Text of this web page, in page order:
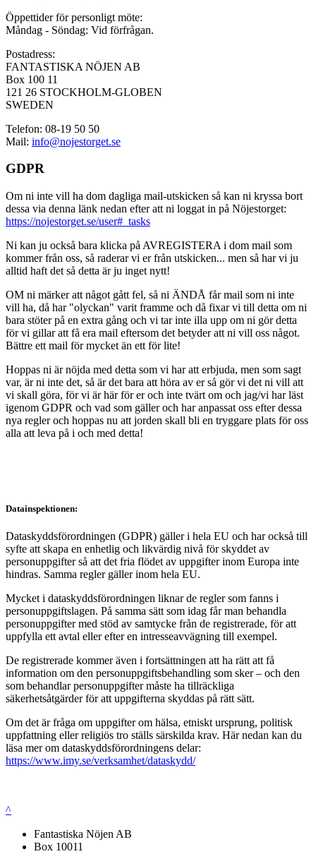
Öppettider för personligt möte:
Måndag - Söndag: Vid förfrågan.
Postadress:
FANTASTISKA NÖJEN AB
Box 100 11
121 26 STOCKHOLM-GLOBEN
SWEDEN
Telefon: 08-19 50 50
Mail: info@nojestorget.se
GDPR
Om ni inte vill ha dom dagliga mail-utskicken så kan ni kryssa bort
dessa via denna länk nedan efter att ni loggat in på Nöjestorget:
https://nojestorget.se/user#_tasks
Ni kan ju också bara klicka på AVREGISTERA i dom mail som
kommer från oss, så raderar vi er från utskicken... men så har vi ju
alltid haft det så detta är ju inget nytt!
OM ni märker att något gått fel, så ni ÄNDÅ får mail som ni inte
vill ha, då har "olyckan" varit framme och då fixar vi till detta om ni
bara stöter på en extra gång och vi tar inte illa upp om ni gör detta
för vi gillar att få era mail eftersom det betyder att ni vill oss något.
Bättre ett mail för mycket än ett för lite!
Hoppas ni är nöjda med detta som vi har att erbjuda, men som sagt
var, är ni inte det, så är det bara att höra av er så gör vi det ni vill att
vi skall göra, för vi är här för er och inte tvärt om och jag/vi har läst
igenom GDPR och vad som gäller och har anpassat oss efter dessa
nya regler och hoppas nu att jorden skall bli en tryggare plats för oss
alla att leva på i och med detta!
Datainspektionen:
Dataskyddsförordningen (GDPR) gäller i hela EU och har också till
syfte att skapa en enhetlig och likvärdig nivå för skyddet av
personuppgifter så att det fria flödet av uppgifter inom Europa inte
hindras. Samma regler gäller inom hela EU.
Mycket i dataskyddsförordningen liknar de regler som fanns i
personuppgiftslagen. På samma sätt som idag får man behandla
personuppgifter med stöd av samtycke från de registrerade, för att
uppfylla ett avtal eller efter en intresseavvägning till exempel.
De registrerade kommer även i fortsättningen att ha rätt att få
information om den personuppgiftsbehandling som sker – och den
som behandlar personuppgifter måste ha tillräckliga
säkerhetsåtgärder för att uppgifterna skyddas på rätt sätt.
Om det är fråga om uppgifter om hälsa, etniskt ursprung, politisk
uppfattning eller religiös tro ställs särskilda krav. Här nedan kan du
läsa mer om dataskyddsförordningens delar:
https://www.imy.se/verksamhet/dataskydd/
^
Fantastiska Nöjen AB
Box 10011